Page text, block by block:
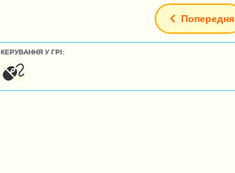
Попередня
КЕРУВАННЯ У ГРІ: